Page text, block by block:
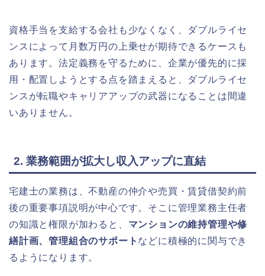
資格手当を支給する会社も少なくなく、ダブルライセ
ンスによって月数万円の上乗せが期待できるケースも
あります。法定義務を守るために、企業が優先的に採
用・配置しようとする点を踏まえると、ダブルライセ
ンスが転職やキャリアアップの武器になることは間違
いありません。
2. 業務範囲が拡大し収入アップに直結
宅建士の業務は、不動産の仲介や売買・賃貸借契約前
後の重要事項説明が中心です。そこに管理業務主任者
の知識と権限が加わると、 マンションの維持管理や修
繕計画、管理組合のサポート などに積極的に関与でき
るようになります。